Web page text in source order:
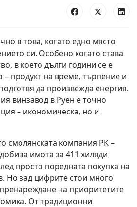
в това, когато едно място
си. Особено когато става
в което дълги години се е
– продукт на време, търпение и
да произвежда енергия.
винзавод в Руен е точно
– икономическа, но и
смолянската компания РК –
имота за 411 хиляди
просто поредната покупка на
Но зад цифрите стои много
на приоритетите
От традиционни